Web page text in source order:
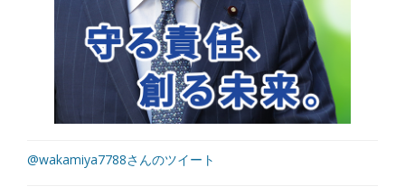
@wakamiya7788さんのツイート